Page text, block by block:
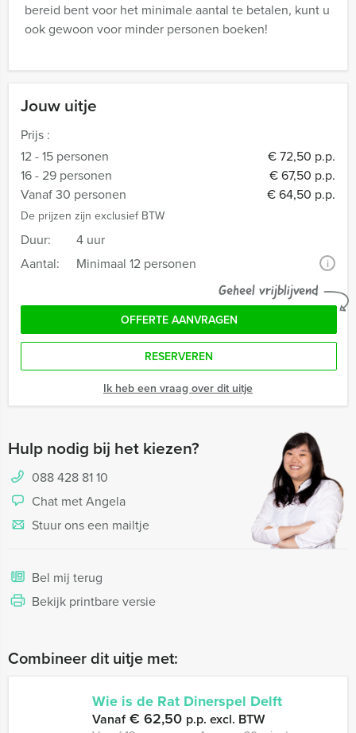
Jouw uitje
Prijs :
12 - 15 personen
€ 72,50 p.p.
16 - 29 personen
€ 67,50 p.p.
Vanaf 30 personen
€ 64,50 p.p.
De prijzen zijn exclusief BTW
Duur:
4 uur
Aantal:
Minimaal 12 personen i
Geheel vrijblijvend
OFFERTE AANVRAGEN
RESERVEREN
Ik heb een vraag over dit uitje
Hulp nodig bij het kiezen?
088 428 81 10
Chat met Angela
Stuur ons een mailtje
Bel mij terug
Bekijk printbare versie
bereid bent voor het minimale aantal te betalen, kunt u
ook gewoon voor minder personen boeken!
Combineer dit uitje met:
Wie is de Rat Dinerspel Delft
Vanaf€ 62,50 p.p. excl. BTW